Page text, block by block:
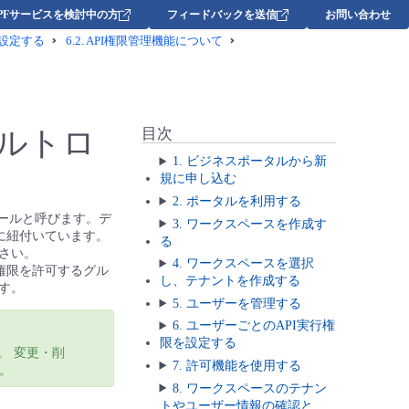
サービスを検討中の方 フィードバックを送信 お問い合わせ
定する 6.2.API権限管理機能について
トロ
ルと呼びます。デ
付いています。
い。
限を許可するグル
。
変更・削
目次
1. ビジネスポータルから新
規に申し込む
2. ポータルを利用する
3. ワークスペースを作成す
る
4. ワークスペースを選択
し、テナントを作成する
5. ユーザーを管理する
6. ユーザーごとのAPI実行権
限を設定する
7. 許可機能を使用する
8. ワークスペースのテナン
トやユーザー情報の確認と、